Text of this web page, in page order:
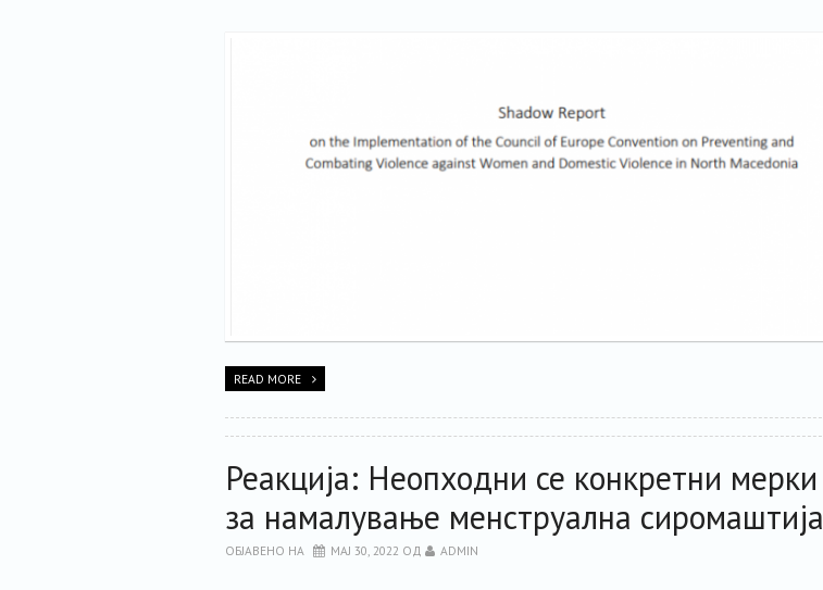
READ MORE
Реакција: Неопходни се конкретни мерки
за намалување менструална сиромаштија
ОБЈАВЕНО НА МАЈ 30, 2022 ОД ADMIN